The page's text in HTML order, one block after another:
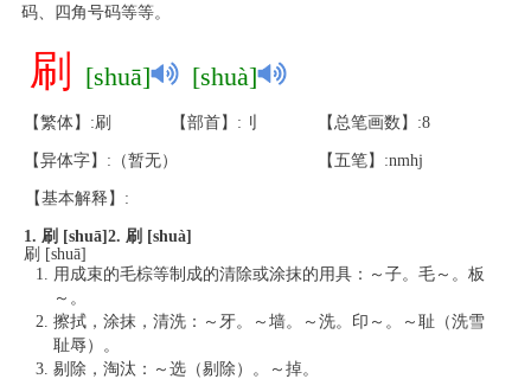
码、四角号码等等。
刷 [shuā] [shuà]
【繁体】:刷 【部首】:刂 【总笔画数】:8
【异体字】:（暂无） 【五笔】:nmhj
【基本解释】:
1. 刷 [shuā] 2. 刷 [shuà]
刷 [shuā]
用成束的毛棕等制成的清除或涂抹的用具：～子。毛～。板
～。
擦拭，涂抹，清洗：～牙。～墙。～洗。印～。～耻（洗雪
耻辱）。
剔除，淘汰：～选（剔除）。～掉。